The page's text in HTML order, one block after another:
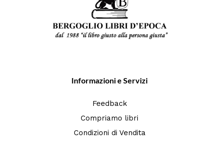
Informazioni e Servizi
Feedback
Compriamo libri
Condizioni di Vendita